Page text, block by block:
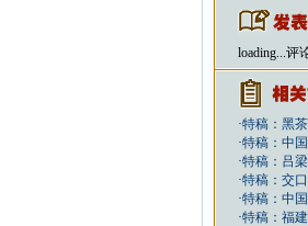
loading...评
·特稿：黑
·特稿：中
·特稿：吕
·特稿：交
·特稿：中
·特稿：福